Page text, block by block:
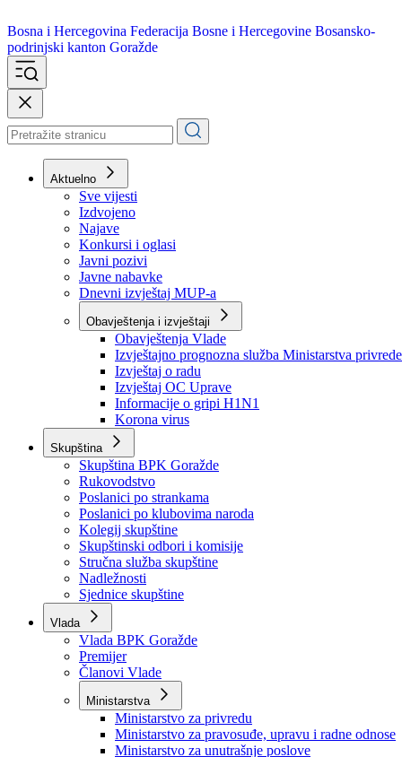
Bosna i Hercegovina
podrinjski kanton Goražde
Aktuelno
Sve vijesti
Izdvojeno
Najave
Konkursi i oglasi
Javni pozivi
Javne nabavke
Dnevni izvještaj MUP-a
Obavještenja i izvještaji
Obavještenja Vlade
Izvještajno prognozna služba Ministarstva privrede
Izvještaj o radu
Izvještaj OC Uprave
Informacije o gripi H1N1
Korona virus
Skupština
Skupština BPK Goražde
Rukovodstvo
Poslanici po strankama
Poslanici po klubovima naroda
Kolegij skupštine
Skupštinski odbori i komisije
Stručna služba skupštine
Nadležnosti
Sjednice skupštine
Vlada
Vlada BPK Goražde
Premijer
Članovi Vlade
Ministarstva